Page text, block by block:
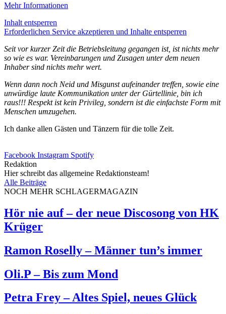
Mehr Informationen
Inhalt entsperren
Erforderlichen Service akzeptieren und Inhalte entsperren
Seit vor kurzer Zeit die Betriebsleitung gegangen ist, ist nichts mehr
so wie es war. Vereinbarungen und Zusagen unter dem neuen
Inhaber sind nichts mehr wert.
Wenn dann noch Neid und Misgunst aufeinander treffen, sowie eine
unwürdige laute Kommunikation unter der Gürtellinie, bin ich
raus!!! Respekt ist kein Privileg, sondern ist die einfachste Form mit
Menschen umzugehen.
Ich danke allen Gästen und Tänzern für die tolle Zeit.
Facebook Instagram Spotify
Redaktion
Hier schreibt das allgemeine Redaktionsteam!
Alle Beiträge
NOCH MEHR SCHLAGERMAGAZIN
Hör nie auf – der neue Discosong von HK
Krüger
Ramon Roselly – Männer tun’s immer
Oli.P – Bis zum Mond
Petra Frey – Altes Spiel, neues Glück